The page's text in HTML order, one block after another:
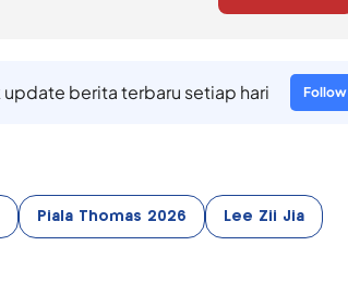
berita terbaru setiap hari Follow
Piala Thomas 2026 Lee Zii Jia